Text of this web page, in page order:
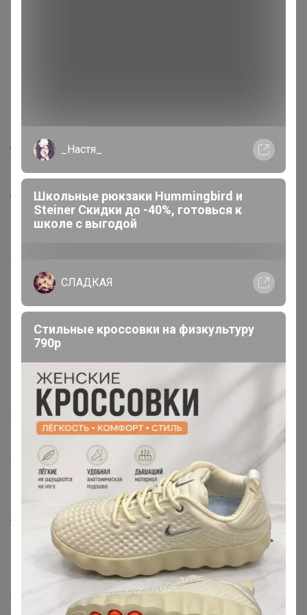
Доставка
Шоурумы
Торговые марки
Наша команда
Подарочные сертификаты
Реклама на сайте
Вакансии
support@24-ok.ru
Написать в поддержку
Защита покупателя
Помощь
О нас
Анонсы
Новости
Поддержка альпак
Самое выгодное
_Настя_
Школьные рюкзаки Hummingbird и
Steiner Скидки до -40%, готовься к
школе с выгодой
СЛАДКАЯ
Стильные кроссовки на физкультуру
790р